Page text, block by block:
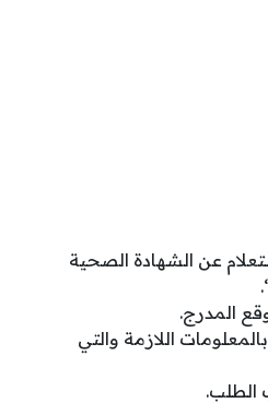
عن الشهادة الصحية
المدرج.
اللازمة والتي
الطلب.